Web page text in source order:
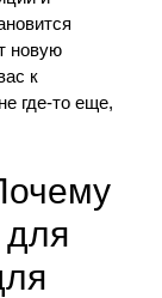
новую
к
где-то еще,